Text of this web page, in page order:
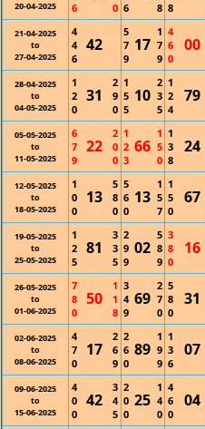
20-04-2025
6
0 6
8 8
21-04-2025
to
27-04-2025
4
4
6
42
5
7
9
17
1
7
9
4
6
0
00
28-04-2025
to
04-05-2025
1
2
0
31
2
9
0
1
5
5
10
2
3
5
1
2
4
79
05-05-2025
to
11-05-2025
6
7
9
22
2
0
0
1
2
3
66
1
5
0
1
3
8
24
12-05-2025
to
18-05-2025
1
0
0
13
5
8
0
5
6
0
13
1
5
7
1
5
0
67
19-05-2025
to
25-05-2025
1
2
5
81
3
3
5
2
9
9
02
5
8
9
3
8
0
16
26-05-2025
to
01-06-2025
7
8
0
50
1
1
8
3
4
9
69
2
7
0
5
8
0
31
02-06-2025
to
08-06-2025
4
7
0
17
2
6
9
2
6
0
89
1
9
9
1
3
6
07
09-06-2025
to
15-06-2025
4
0
0
42
3
4
5
2
0
0
25
1
4
0
4
6
0
04